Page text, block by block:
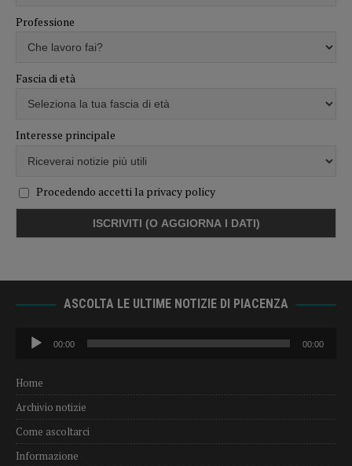
Professione
Fascia di età
Interesse principale
Procedendo accetti la privacy policy
ASCOLTA LE ULTIME NOTIZIE DI PIACENZA
Audio
Player
00:00 00:00
Home
Archivio notizie
Come ascoltarci
Informazione